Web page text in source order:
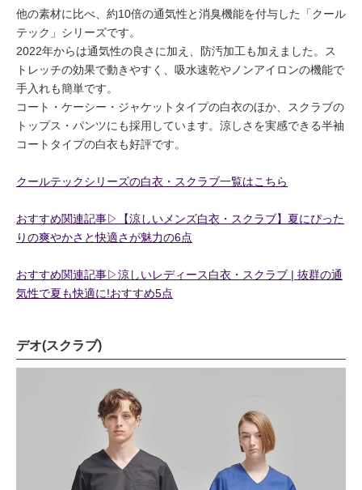
他の素材に比べ、約10倍の通気性と消臭機能を付与した「クール
テック」シリーズです。
2022年からは通気性の良さに加え、防汚加工も加えました。ス
トレッチの効果で動きやすく、吸水速乾やノンアイロンの機能で
手入れも簡単です。
コート・ケーシー・ジャケットタイプの白衣のほか、スクラブの
トップス・パンツにも採用しています。涼しさを実感できる半袖
コートタイプの白衣も好評です。
クールテックシリーズの白衣・スクラブ一覧はこちら
おすすめ関連記事▷【涼しいメンズ白衣・スクラブ】夏にぴった
りの爽やかさと快適さが魅力の6点
おすすめ関連記事▷涼しいレディース白衣・スクラブ | 抜群の通
気性で夏も快適に!おすすめ5点
デオ(スクラブ)